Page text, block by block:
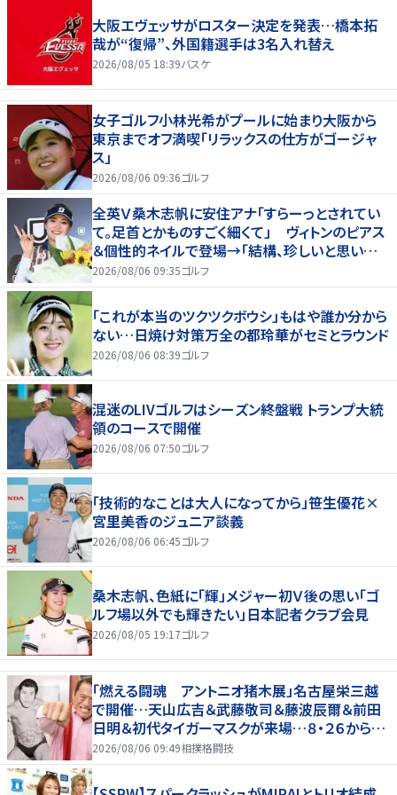
大阪エヴェッサがロスター決定を発表…橋本拓
哉が“復帰”、外国籍選手は3名入れ替え
2026/08/05 18:39バスケ
女子ゴルフ小林光希がプールに始まり大阪から
東京までオフ満喫「リラックスの仕方がゴージャ
ス」
2026/08/06 09:36ゴルフ
全英Ｖ桑木志帆に安住アナ「すらーっとされてい
て。足首とかものすごく細くて」 ヴィトンのピアス
＆個性的ネイルで登場→「結構、珍しいと思いま
す」
2026/08/06 09:35ゴルフ
「これが本当のツクツクボウシ」もはや誰か分から
ない…日焼け対策万全の都玲華がセミとラウンド
2026/08/06 08:39ゴルフ
混迷のLIVゴルフはシーズン終盤戦 トランプ大統
領のコースで開催
2026/08/06 07:50ゴルフ
「技術的なことは大人になってから」笹生優花×
宮里美香のジュニア談義
2026/08/06 06:45ゴルフ
桑木志帆、色紙に「輝」メジャー初Ｖ後の思い「ゴ
ルフ場以外でも輝きたい」日本記者クラブ会見
2026/08/05 19:17ゴルフ
「燃える闘魂 アントニオ猪木展」名古屋栄三越
で開催…天山広吉＆武藤敬司＆藤波辰爾＆前田
日明＆初代タイガーマスクが来場…８・２６から９・
７まで
2026/08/06 09:49相撲格闘技